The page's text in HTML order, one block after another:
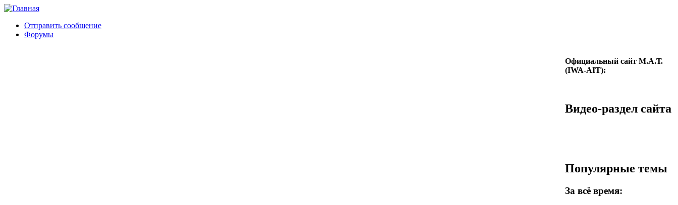
Отправить сообщение
Форумы
Официальный сайт М.А.Т.
(IWA-AIT):
Видео-раздел сайта
Популярные темы
За всё время: